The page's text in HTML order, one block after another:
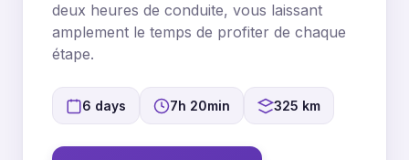
deux heures de conduite, vous laissant
amplement le temps de profiter de chaque
étape.
6 days 7h 20min 325 km